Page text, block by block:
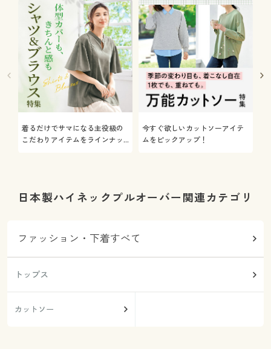
着るだけでサマになる主役級の
こだわりアイテムをラインナッ
今すぐ欲しいカットソーアイテ
ムをピックアップ！
日本製ハイネックプルオーバー関連カテゴリ
ファッション・下着すべて
トップス
カットソー